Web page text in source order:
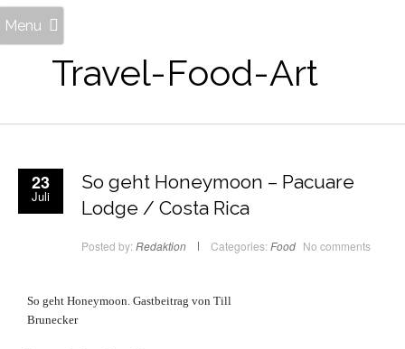
Travel-Food-Art
Menu
23
Juli
So geht Honeymoon – Pacuare
Lodge / Costa Rica
Posted by: Redaktion Categories: Food No comments
So geht Honeymoon. Gastbeitrag von Till
Brunecker